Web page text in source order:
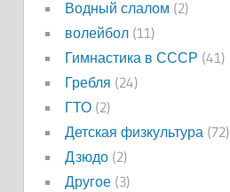
Водный слалом (2)
волейбол(11)
Гимнастика в СССР (41)
Гребля (24)
ГТО(2)
Детская физкультура(72)
Дзюдо(2)
Другое(3)